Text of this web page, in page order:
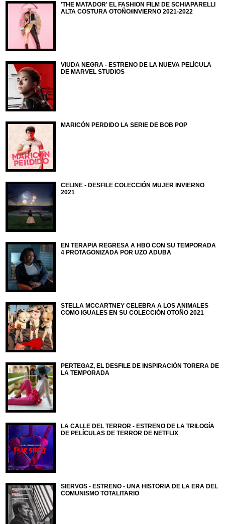
'THE MATADOR' EL FASHION FILM DE SCHIAPARELLI
ALTA COSTURA OTOÑO/INVIERNO 2021-2022
VIUDA NEGRA - ESTRENO DE LA NUEVA PELÍCULA
DE MARVEL STUDIOS
MARICÓN PERDIDO LA SERIE DE BOB POP
CELINE - DESFILE COLECCIÓN MUJER INVIERNO
2021
EN TERAPIA REGRESA A HBO CON SU TEMPORADA
4 PROTAGONIZADA POR UZO ADUBA
STELLA MCCARTNEY CELEBRA A LOS ANIMALES
COMO IGUALES EN SU COLECCIÓN OTOÑO 2021
PERTEGAZ, EL DESFILE DE INSPIRACIÓN TORERA DE
LA TEMPORADA
LA CALLE DEL TERROR - ESTRENO DE LA TRILOGÍA
DE PELÍCULAS DE TERROR DE NETFLIX
SIERVOS - ESTRENO - UNA HISTORIA DE LA ERA DEL
COMUNISMO TOTALITARIO